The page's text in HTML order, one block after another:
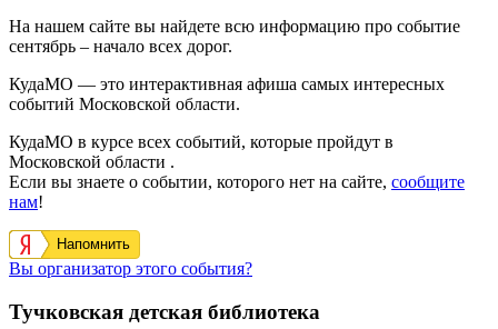
На нашем сайте вы найдете всю информацию про событие
сентябрь – начало всех дорог.
КудаМО — это интерактивная афиша самых интересных
событий Московской области.
КудаМО в курсе всех событий, которые пройдут в
Московской области .
Если вы знаете о событии, которого нет на сайте, сообщите
нам!
Напомнить
Вы организатор этого события?
Тучковская детская библиотека